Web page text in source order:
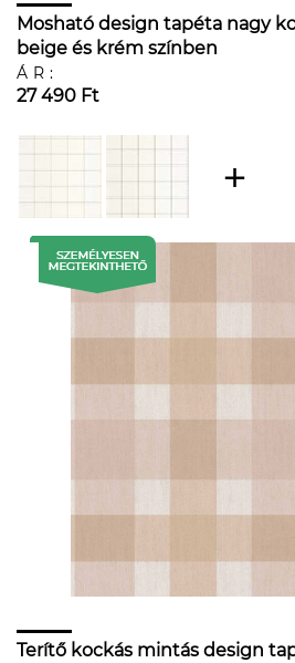
Mosható design tapéta nagy
beige és krém színben
ÁR:
27 490 Ft
Terítő kockás mintás design